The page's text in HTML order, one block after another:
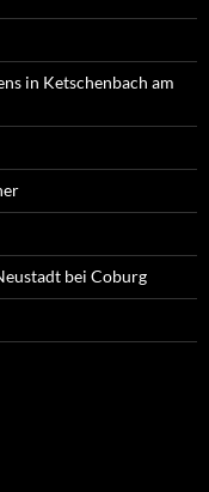
in Ketschenbach am
bei Coburg